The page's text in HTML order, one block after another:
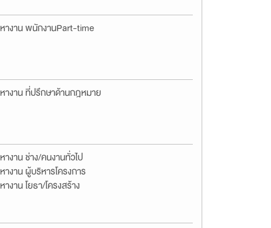
หางาน พนักงานPart-time
หางาน ที่ปรึกษาด้านกฎหมาย
หางาน ช่าง/คนงานทั่วไป
หางาน ผู้บริหารโครงการ
หางาน โยธา/โครงสร้าง